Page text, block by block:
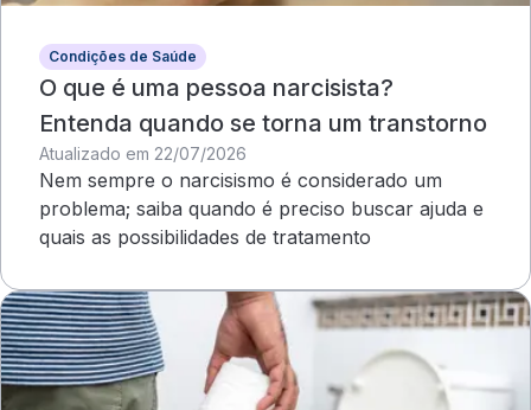
Condições de Saúde
O que é uma pessoa narcisista?
Entenda quando se torna um transtorno
Atualizado em 22/07/2026
Nem sempre o narcisismo é considerado um
problema; saiba quando é preciso buscar ajuda e
quais as possibilidades de tratamento